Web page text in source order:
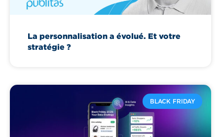
La personnalisation a évolué. Et votre
stratégie ?
BLACK FRIDAY